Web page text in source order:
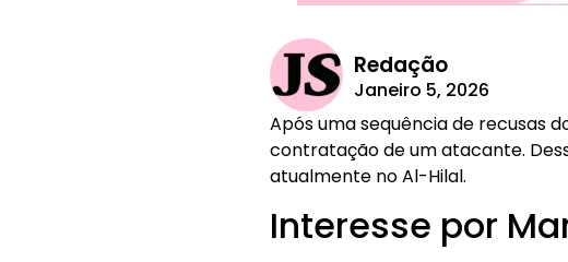
Redação
Janeiro 5, 2026
Após uma sequência de recusas
contratação de um atacante.
atualmente no Al-Hilal.
Interesse por